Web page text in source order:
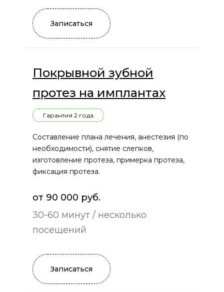
Записаться
Покрывной зубной
протез на имплантах
Гарантия 2 года
Составление плана лечения, анестезия (по
необходимости), снятие слепков,
изготовление протеза, примерка протеза,
фиксация протеза.
от 90 000 руб.
30-60 минут / несколько
посещений
Записаться